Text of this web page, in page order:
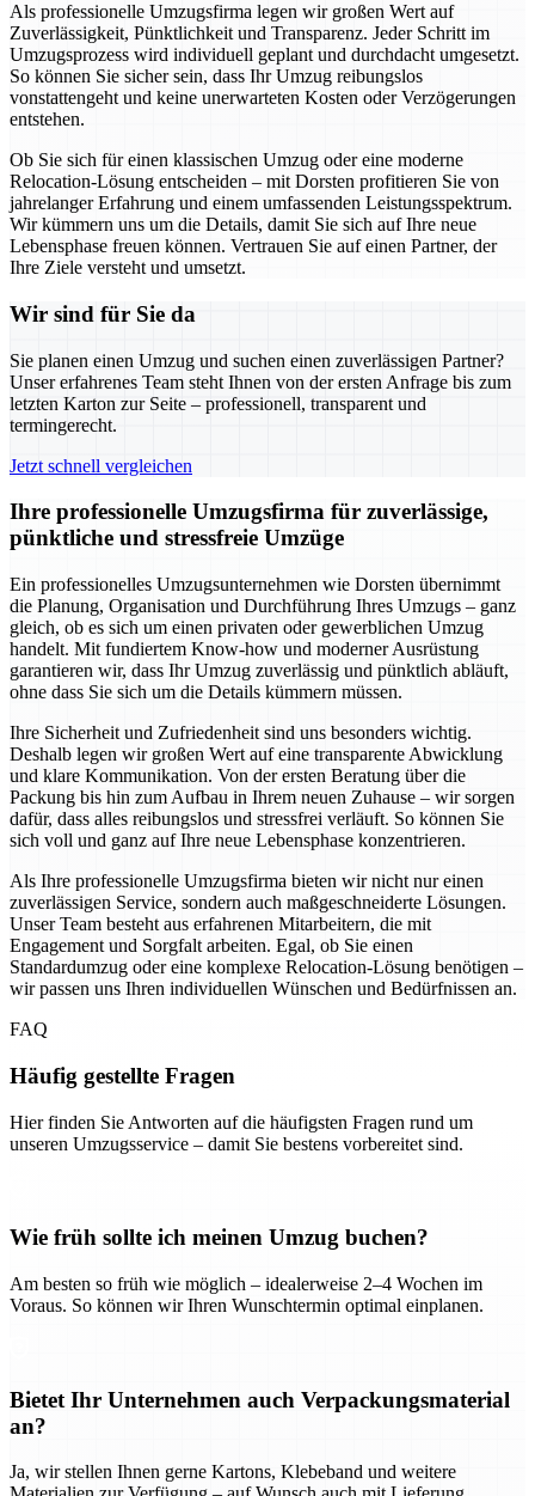
Als professionelle Umzugsfirma legen wir großen Wert auf
Zuverlässigkeit, Pünktlichkeit und Transparenz. Jeder Schritt im
Umzugsprozess wird individuell geplant und durchdacht umgesetzt.
So können Sie sicher sein, dass Ihr Umzug reibungslos
vonstattengeht und keine unerwarteten Kosten oder Verzögerungen
entstehen.
Ob Sie sich für einen klassischen Umzug oder eine moderne
Relocation-Lösung entscheiden – mit Dorsten profitieren Sie von
jahrelanger Erfahrung und einem umfassenden Leistungsspektrum.
Wir kümmern uns um die Details, damit Sie sich auf Ihre neue
Lebensphase freuen können. Vertrauen Sie auf einen Partner, der
Ihre Ziele versteht und umsetzt.
Wir sind für Sie da
Sie planen einen Umzug und suchen einen zuverlässigen Partner?
Unser erfahrenes Team steht Ihnen von der ersten Anfrage bis zum
letzten Karton zur Seite – professionell, transparent und
termingerecht.
Jetzt schnell vergleichen
Ihre professionelle Umzugsfirma für zuverlässige,
pünktliche und stressfreie Umzüge
Ein professionelles Umzugsunternehmen wie Dorsten übernimmt
die Planung, Organisation und Durchführung Ihres Umzugs – ganz
gleich, ob es sich um einen privaten oder gewerblichen Umzug
handelt. Mit fundiertem Know-how und moderner Ausrüstung
garantieren wir, dass Ihr Umzug zuverlässig und pünktlich abläuft,
ohne dass Sie sich um die Details kümmern müssen.
Ihre Sicherheit und Zufriedenheit sind uns besonders wichtig.
Deshalb legen wir großen Wert auf eine transparente Abwicklung
und klare Kommunikation. Von der ersten Beratung über die
Packung bis hin zum Aufbau in Ihrem neuen Zuhause – wir sorgen
dafür, dass alles reibungslos und stressfrei verläuft. So können Sie
sich voll und ganz auf Ihre neue Lebensphase konzentrieren.
Als Ihre professionelle Umzugsfirma bieten wir nicht nur einen
zuverlässigen Service, sondern auch maßgeschneiderte Lösungen.
Unser Team besteht aus erfahrenen Mitarbeitern, die mit
Engagement und Sorgfalt arbeiten. Egal, ob Sie einen
Standardumzug oder eine komplexe Relocation-Lösung benötigen –
wir passen uns Ihren individuellen Wünschen und Bedürfnissen an.
FAQ
Häufig gestellte Fragen
Hier finden Sie Antworten auf die häufigsten Fragen rund um
unseren Umzugsservice – damit Sie bestens vorbereitet sind.
Wie früh sollte ich meinen Umzug buchen?
Am besten so früh wie möglich – idealerweise 2–4 Wochen im
Voraus. So können wir Ihren Wunschtermin optimal einplanen.
Bietet Ihr Unternehmen auch Verpackungsmaterial
an?
Ja, wir stellen Ihnen gerne Kartons, Klebeband und weitere